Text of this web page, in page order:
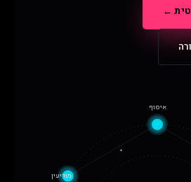
←
איסוף
מודיעין